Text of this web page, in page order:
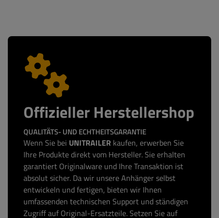
Offizieller Herstellershop
QUALITÄTS- UND ECHTHEITSGARANTIE
Wenn Sie bei UNITRAILER kaufen, erwerben Sie
Ihre Produkte direkt vom Hersteller. Sie erhalten
garantiert Originalware und Ihre Transaktion ist
absolut sicher. Da wir unsere Anhänger selbst
entwickeln und fertigen, bieten wir Ihnen
umfassenden technischen Support und ständigen
Zugriff auf Original-Ersatzteile. Setzen Sie auf